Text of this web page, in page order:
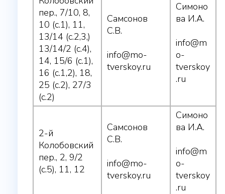
пер., 7/10, 8,
10 (с.1), 11,
13/14 (с.2,3,)
13/14/2 (с.4),
14, 15/6 (с.1),
16 (с.1,2), 18,
25 (с.2), 27/3
(с.2)
Самсонов
С.В.
info@mo-
tverskoy.ru
Симоно
ва И.А.
info@m
o-
tverskoy
.ru
2-й
Колобовский
пер., 2, 9/2
(с.5), 11, 12
Самсонов
С.В.
info@mo-
tverskoy.ru
Симоно
ва И.А.
info@m
o-
tverskoy
.ru